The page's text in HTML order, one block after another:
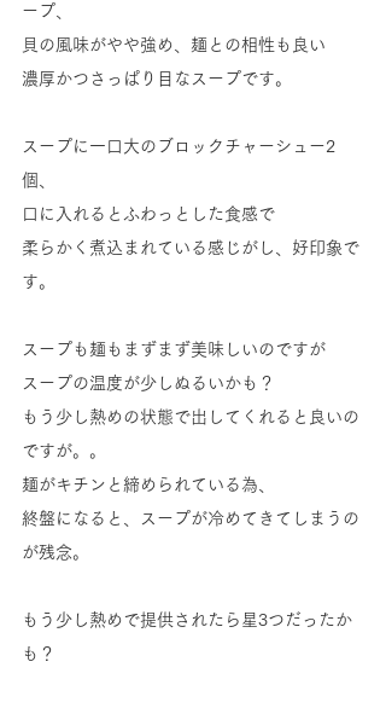
ープ、
貝の風味がやや強め、麺との相性も良い
濃厚かつさっぱり目なスープです。
スープに一口大のブロックチャーシュー2
個、
口に入れるとふわっとした食感で
柔らかく煮込まれている感じがし、好印象で
す。
スープも麺もまずまず美味しいのですが
スープの温度が少しぬるいかも？
もう少し熱めの状態で出してくれると良いの
ですが。。
麺がキチンと締められている為、
終盤になると、スープが冷めてきてしまうの
が残念。
もう少し熱めで提供されたら星3つだったか
も？